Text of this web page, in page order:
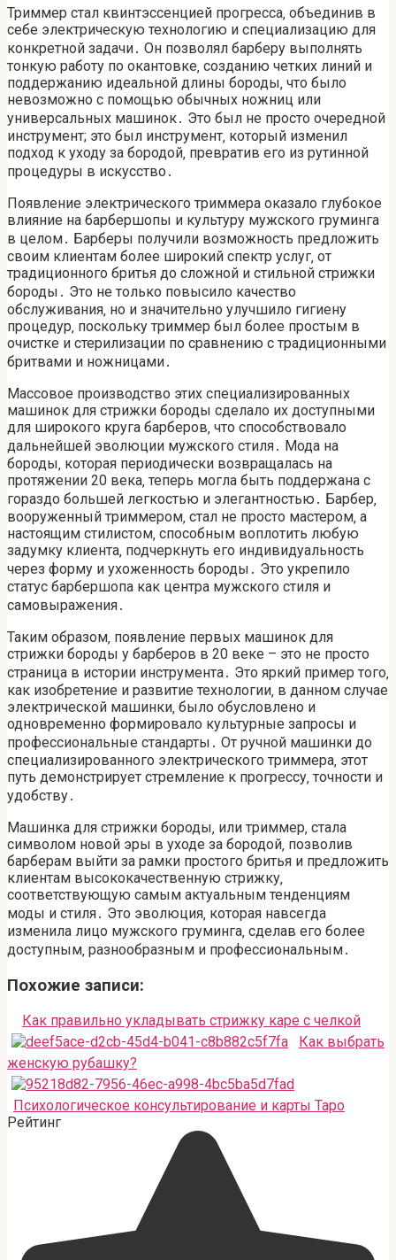
Триммер стал квинтэссенцией прогресса‚ объединив в
себе электрическую технологию и специализацию для
конкретной задачи․ Он позволял барберу выполнять
тонкую работу по окантовке‚ созданию четких линий и
поддержанию идеальной длины бороды‚ что было
невозможно с помощью обычных ножниц или
универсальных машинок․ Это был не просто очередной
инструмент; это был инструмент‚ который изменил
подход к уходу за бородой‚ превратив его из рутинной
процедуры в искусство․
Появление электрического триммера оказало глубокое
влияние на барбершопы и культуру мужского груминга
в целом․ Барберы получили возможность предложить
своим клиентам более широкий спектр услуг‚ от
традиционного бритья до сложной и стильной стрижки
бороды․ Это не только повысило качество
обслуживания‚ но и значительно улучшило гигиену
процедур‚ поскольку триммер был более простым в
очистке и стерилизации по сравнению с традиционными
бритвами и ножницами․
Массовое производство этих специализированных
машинок для стрижки бороды сделало их доступными
для широкого круга барберов‚ что способствовало
дальнейшей эволюции мужского стиля․ Мода на
бороды‚ которая периодически возвращалась на
протяжении 20 века‚ теперь могла быть поддержана с
гораздо большей легкостью и элегантностью․ Барбер‚
вооруженный триммером‚ стал не просто мастером‚ а
настоящим стилистом‚ способным воплотить любую
задумку клиента‚ подчеркнуть его индивидуальность
через форму и ухоженность бороды․ Это укрепило
статус барбершопа как центра мужского стиля и
самовыражения․
Таким образом‚ появление первых машинок для
стрижки бороды у барберов в 20 веке – это не просто
страница в истории инструмента․ Это яркий пример того‚
как изобретение и развитие технологии‚ в данном случае
электрической машинки‚ было обусловлено и
одновременно формировало культурные запросы и
профессиональные стандарты․ От ручной машинки до
специализированного электрического триммера‚ этот
путь демонстрирует стремление к прогрессу‚ точности и
удобству․
Машинка для стрижки бороды‚ или триммер‚ стала
символом новой эры в уходе за бородой‚ позволив
барберам выйти за рамки простого бритья и предложить
клиентам высококачественную стрижку‚
соответствующую самым актуальным тенденциям
моды и стиля․ Это эволюция‚ которая навсегда
изменила лицо мужского груминга‚ сделав его более
доступным‚ разнообразным и профессиональным․
Похожие записи:
Как правильно укладывать стрижку каре с челкой
Как выбрать
женскую рубашку?
Психологическое консультирование и карты Таро
Рейтинг